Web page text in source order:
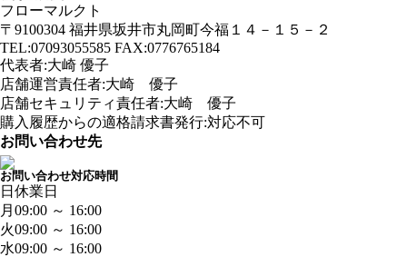
フローマルクト
〒9100304 福井県坂井市丸岡町今福１４－１５－２
TEL:07093055585 FAX:0776765184
代表者:大崎 優子
店舗運営責任者:大崎 優子
店舗セキュリティ責任者:大崎 優子
購入履歴からの適格請求書発行:対応不可
お問い合わせ先
お問い合わせ対応時間
日 休業日
月 09:00 ～ 16:00
火09:00 ～ 16:00
水09:00 ～ 16:00